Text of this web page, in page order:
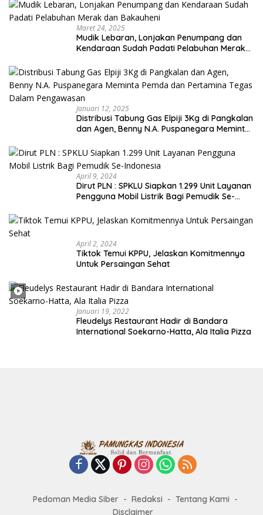
Maret 24, 2025
Mudik Lebaran, Lonjakan Penumpang dan
Kendaraan Sudah Padati Pelabuhan Merak
Januari 12, 2025
Distribusi Tabung Gas Elpiji 3Kg di Pangkalan
dan Agen, Benny N.A. Puspanegara Meminta
Pengawasan
April 9, 2024
Dirut PLN : SPKLU Siapkan 1.299 Unit Layanan
Pengguna Mobil Listrik Bagi Pemudik Se-
April 2, 2024
Tiktok Temui KPPU, Jelaskan Komitmennya
Untuk Persaingan Sehat
Januari 19, 2022
Fleudelys Restaurant Hadir di Bandara
International Soekarno-Hatta, Ala Italia Pizza
Pedoman Media Siber Redaksi
Tentang Kami
Disclaimer